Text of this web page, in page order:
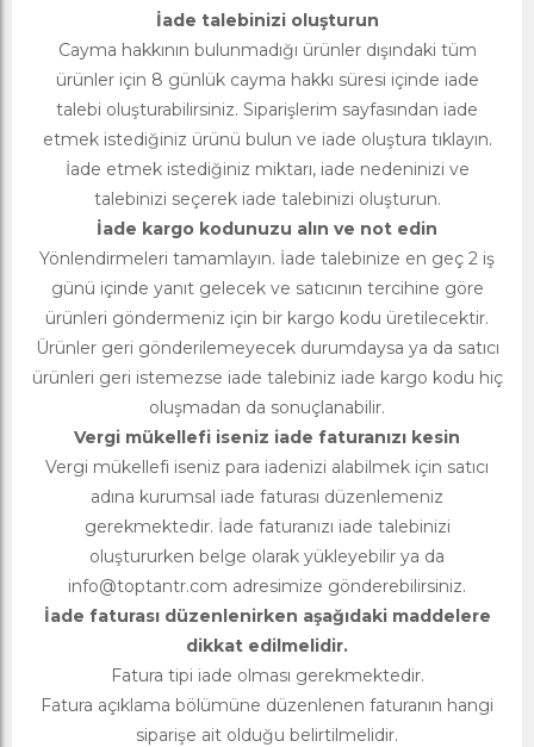
İade talebinizi oluşturun
Cayma hakkının bulunmadığı ürünler dışındaki tüm
ürünler için 8 günlük cayma hakkı süresi içinde iade
talebi oluşturabilirsiniz. Siparişlerim sayfasından iade
etmek istediğiniz ürünü bulun ve iade oluştura tıklayın.
İade etmek istediğiniz miktarı, iade nedeninizi ve
talebinizi seçerek iade talebinizi oluşturun.
İade kargo kodunuzu alın ve not edin
Yönlendirmeleri tamamlayın. İade talebinize en geç 2 iş
günü içinde yanıt gelecek ve satıcının tercihine göre
ürünleri göndermeniz için bir kargo kodu üretilecektir.
Ürünler geri gönderilemeyecek durumdaysa ya da satıcı
ürünleri geri istemezse iade talebiniz iade kargo kodu hiç
oluşmadan da sonuçlanabilir.
Vergi mükellefi iseniz iade faturanızı kesin
Vergi mükellefi iseniz para iadenizi alabilmek için satıcı
adına kurumsal iade faturası düzenlemeniz
gerekmektedir. İade faturanızı iade talebinizi
oluştururken belge olarak yükleyebilir ya da
info@toptantr.com adresimize gönderebilirsiniz.
İade faturası düzenlenirken aşağıdaki maddelere
dikkat edilmelidir.
Fatura tipi iade olması gerekmektedir.
Fatura açıklama bölümüne düzenlenen faturanın hangi
siparişe ait olduğu belirtilmelidir.